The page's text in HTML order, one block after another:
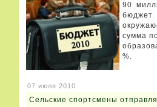
90
сумма
%.
07 июля 2010
Сельские спортсмены